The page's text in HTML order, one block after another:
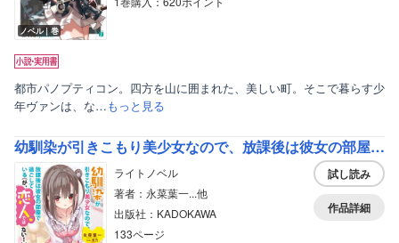
ノベル｜巻
都市パノプティコン。四方を山に囲まれた、美しい町。そこで暮らす少
年ヴァンは、な…もっと見る
幼馴染が引きこもり美少女なので、放課後は彼女の部屋で過ごしている（が、恋人ではない！）
ライトノベル
著者：永菜葉一...他
出版社：KADOKAWA
133ページ
試し読み
作品詳細
ティーンズラブ
美女・美少女
女性写真集